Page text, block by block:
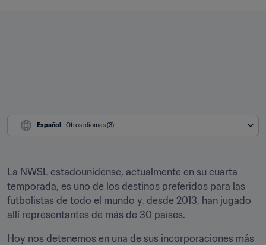
Español - Otros idiomas (3)
La NWSL estadounidense, actualmente en su cuarta
temporada, es uno de los destinos preferidos para las
futbolistas de todo el mundo y, desde 2013, han jugado
allí representantes de más de 30 países.
Hoy nos detenemos en una de sus incorporaciones más